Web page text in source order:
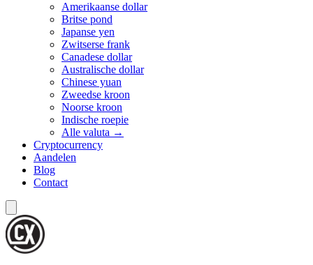
Amerikaanse dollar
Britse pond
Japanse yen
Zwitserse frank
Canadese dollar
Australische dollar
Chinese yuan
Zweedse kroon
Noorse kroon
Indische roepie
Alle valuta →
Cryptocurrency
Aandelen
Blog
Contact